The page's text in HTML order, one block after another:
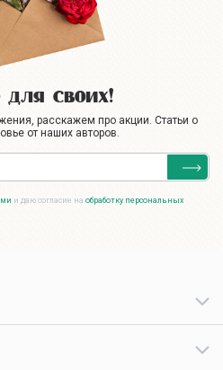
для своих!
расскажем про акции. Статьи о
от наших авторов.
и даю согласие на обработку персональных